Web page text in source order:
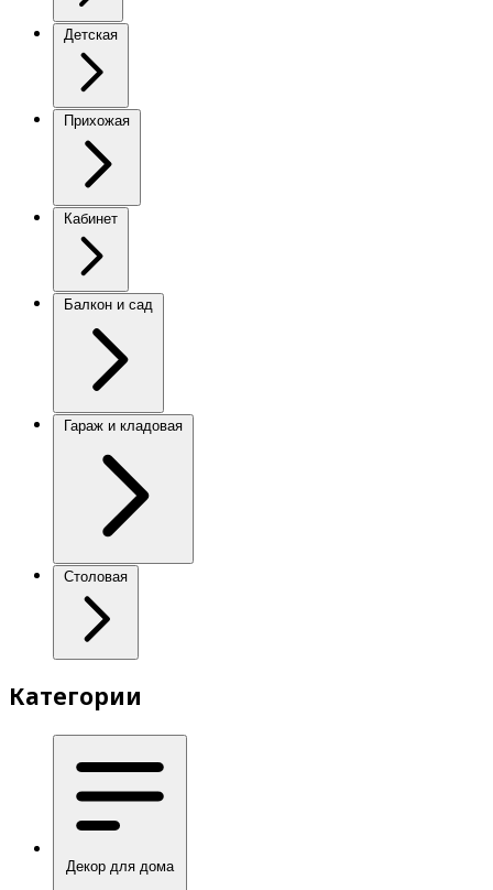
Детская
Прихожая
Кабинет
Балкон и сад
Гараж и кладовая
Столовая
Категории
Декор для дома